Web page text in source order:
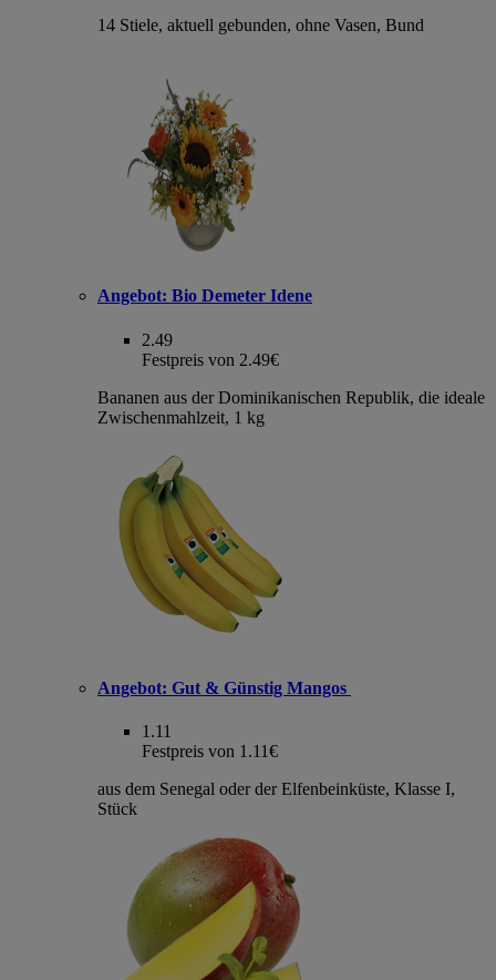
14 Stiele, aktuell gebunden, ohne Vasen, Bund
Angebot: Bio Demeter Idene
2.49
Festpreis von 2.49€
Bananen aus der Dominikanischen Republik, die ideale
Zwischenmahlzeit, 1 kg
Angebot: Gut & Günstig Mangos
1.11
Festpreis von 1.11€
aus dem Senegal oder der Elfenbeinküste, Klasse I,
Stück